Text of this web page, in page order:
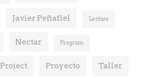
Javier Peñafiel Lecture
Nectar Program
Project Proyecto Taller